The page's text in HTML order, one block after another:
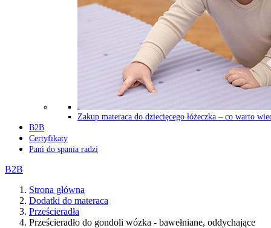
Zakup materaca do dziecięcego łóżeczka – co warto
B2B
Certyfikaty
Pani do spania radzi
B2B
Strona główna
Dodatki do materaca
Prześcieradła
Prześcieradło do gondoli wózka - bawełniane, oddychające